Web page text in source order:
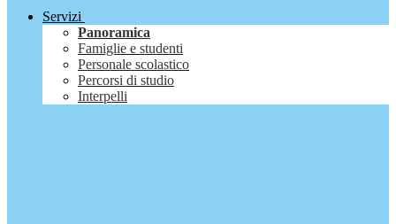
Servizi
Panoramica
Famiglie e studenti
Personale scolastico
Percorsi di studio
Interpelli